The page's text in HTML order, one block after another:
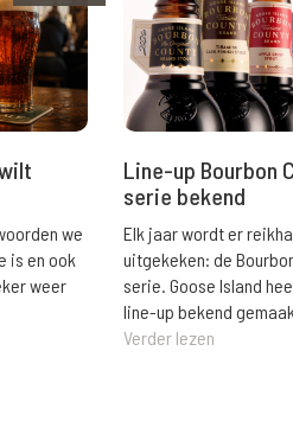
we
is en ook
weer
Line-up Bourbon
serie bekend
Elk jaar wordt er
uitgekeken: de
serie. Goose Island
line-up bekend
Verder lezen